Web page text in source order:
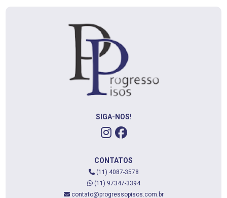
SIGA-NOS!
CONTATOS
(11) 4087-3578
(11) 97347-3394
contato@progressopisos.com.br